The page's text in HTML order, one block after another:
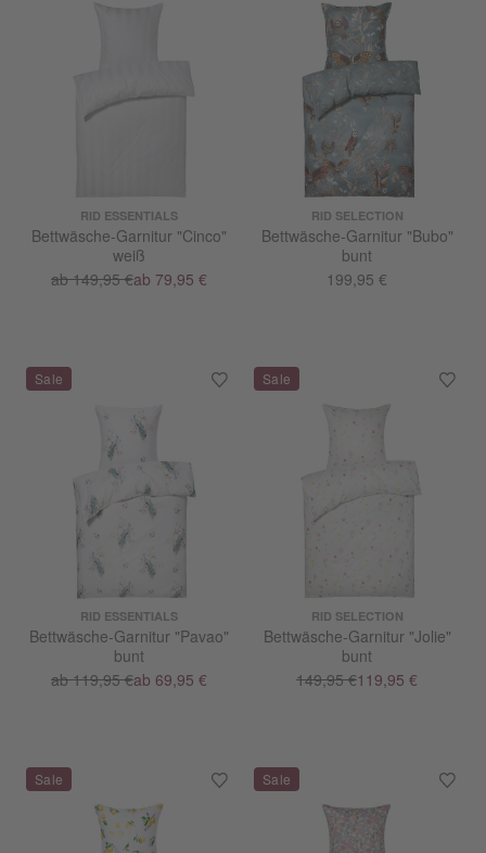
RID ESSENTIALS
Bettwäsche-Garnitur "Cinco"
weiß
ab 149,95 €ab 79,95 €
RID SELECTION
Bettwäsche-Garnitur "Bubo"
bunt
199,95 €
RID ESSENTIALS
Bettwäsche-Garnitur "Pavao"
bunt
ab 119,95 €ab 69,95 €
RID SELECTION
Bettwäsche-Garnitur "Jolie"
bunt
149,95 €119,95 €